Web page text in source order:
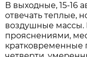
В выходные, 15-16
отвечать теплые,
воздушные массы.
прояснениями,
кратковременные